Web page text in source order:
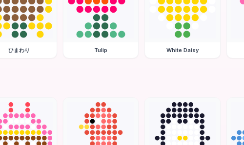
ひまわり Tulip White Daisy